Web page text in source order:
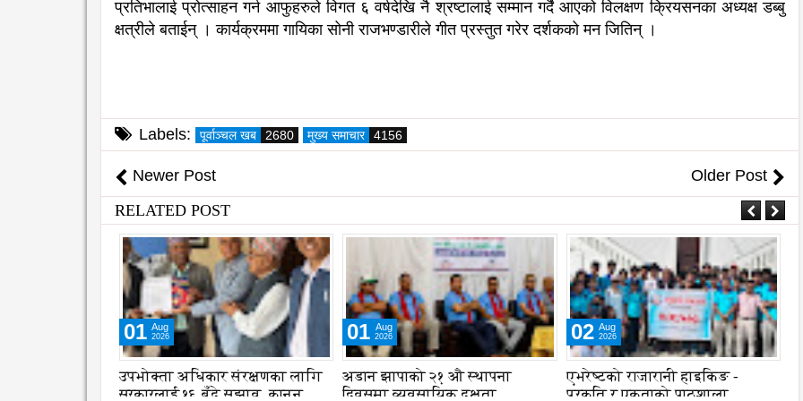
प्रतिभालाई प्रोत्साहन गर्न आफुहरुले विगत ६ वर्षदेखि नै श्रष्टालाई सम्मान गर्दै आएको विलक्षण क्रियसनका अध्यक्ष डब्बु
क्षत्रीले बताईन् । कार्यक्रममा गायिका सोनी राजभण्डारीले गीत प्रस्तुत गरेर दर्शकको मन जितिन् ।
Labels: पूर्वाञ्चल खब 2680 मुख्य समाचार 4156
Newer Post
Older Post
RELATED POST
01 Aug
2026
अडान झापाको २१ औ स्थापना
दिवसमा व्यवसायिक दक्षता,
02 Aug
2026
एभरेष्टको राजारानी हाइकिङ -
प्रकृति र एकताको पाठशाला
04 Aug
2026
समयमै सार्वजनिक भयो विराटनगर
महानगरको बजेट पुस्तिका,